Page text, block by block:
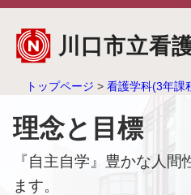
川口市立看
トップページ > 看護学科(3年課
理念と目標
『自主自学』豊かな人
ます。